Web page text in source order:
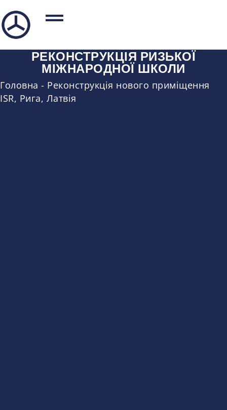
РЕКОНСТРУКЦІЯ РИЗЬКОЇ
МІЖНАРОДНОЇ ШКОЛИ
Головна - Реконструкція нового приміщення
ISR, Рига, Латвія